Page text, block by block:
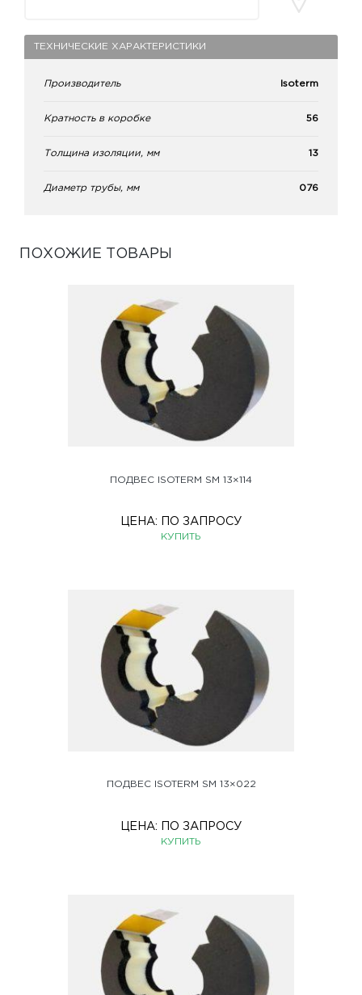
ТЕХНИЧЕСКИЕ ХАРАКТЕРИСТИКИ
Производитель Isoterm
Кратность в коробке 56
Толщина изоляции, мм 13
Диаметр трубы, мм 076
ПОХОЖИЕ ТОВАРЫ
ПОДВЕС ISOTERM SM 13×114
ЦЕНА: ПО ЗАПРОСУ
КУПИТЬ
ПОДВЕС ISOTERM SM 13×022
ЦЕНА: ПО ЗАПРОСУ
КУПИТЬ